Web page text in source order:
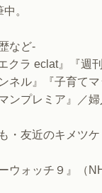
。
など-
クラ eclat』『週
ネル』『子育てマ
ンプレミア』／
・友近のキメツ
ウォッチ９』（